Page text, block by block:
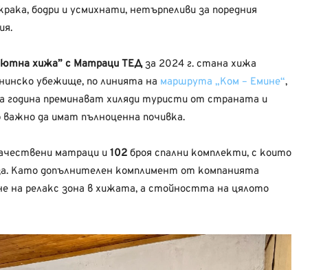
бодри и усмихнати, нетърпеливи за поредния
хижа” с Матраци ТЕДза 2024 г. стана хижа
убежище, по линията на маршрута „Ком – Емине“,
година преминават хиляди туристи от страната и
да имат пълноценна почивка.
матраци и 102 броя спални комплекти, с които
Като допълнителен комплимент от компанията
на релакс зона в хижата, а стойността на цялото